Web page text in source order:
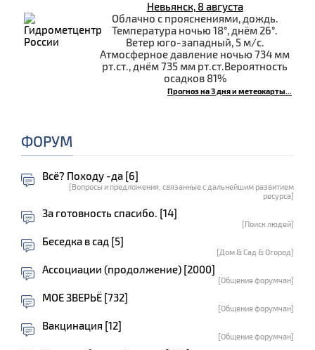
Невьянск, 8 августа
Облачно с прояснениями, дождь.
Температура ночью 18°, днём 26°.
Ветер юго-западный, 5 м/с.
Атмосферное давление ночью 734 мм
рт.ст., днём 735 мм рт.ст.Вероятность
осадков 81%
Прогноз на 3 дня и метеокарты...
ФОРУМ
Всё? Походу -да [6]
[Вопросы и предложения, связанные с дальнейшим развитием
ресурса]
За готовность спасибо. [14]
[Поиск людей]
Беседка в сад [5]
[Дом & Сад & Огород]
Ассоциации (продолжение) [2000]
[Общение форумчан]
МОЕ ЗВЕРЬЁ [732]
[Общение форумчан]
Вакцинация [12]
[Общение форумчан]